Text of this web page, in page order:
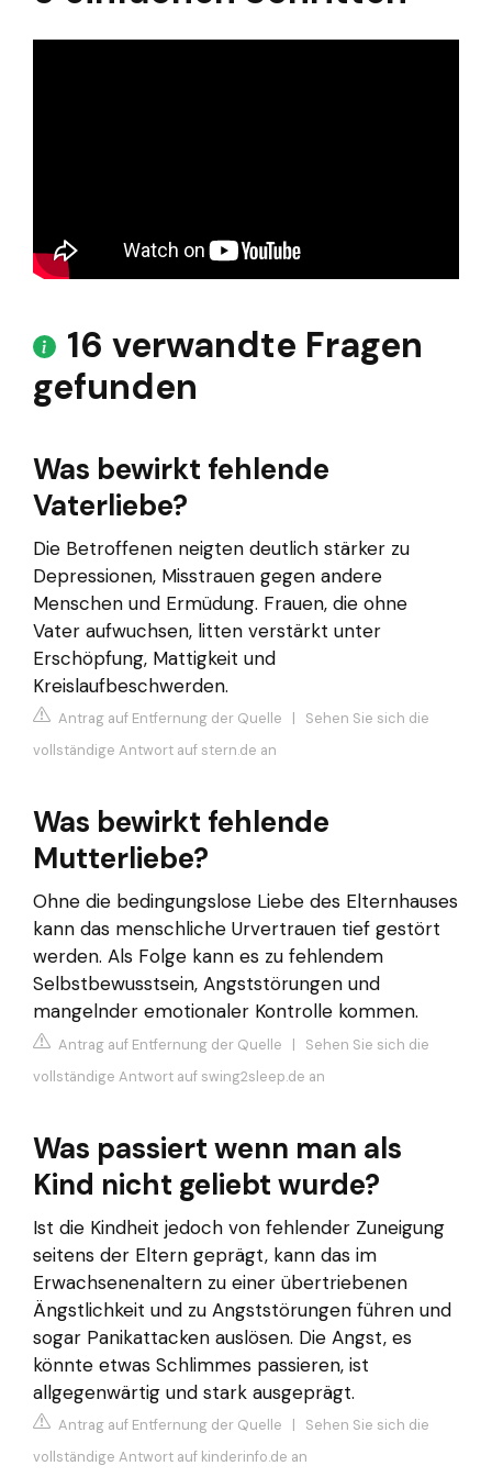
16 verwandte Fragen
gefunden
Was bewirkt fehlende
Vaterliebe?
Die Betroffenen neigten deutlich stärker zu
Depressionen, Misstrauen gegen andere
Menschen und Ermüdung. Frauen, die ohne
Vater aufwuchsen, litten verstärkt unter
Erschöpfung, Mattigkeit und
Kreislaufbeschwerden.
Antrag auf Entfernung der Quelle | Sehen Sie sich die
vollständige Antwort auf stern.de an
Was bewirkt fehlende
Mutterliebe?
Ohne die bedingungslose Liebe des Elternhauses
kann das menschliche Urvertrauen tief gestört
werden. Als Folge kann es zu fehlendem
Selbstbewusstsein, Angststörungen und
mangelnder emotionaler Kontrolle kommen.
Antrag auf Entfernung der Quelle | Sehen Sie sich die
vollständige Antwort auf swing2sleep.de an
Was passiert wenn man als
Kind nicht geliebt wurde?
Ist die Kindheit jedoch von fehlender Zuneigung
seitens der Eltern geprägt, kann das im
Erwachsenenaltern zu einer übertriebenen
Ängstlichkeit und zu Angststörungen führen und
sogar Panikattacken auslösen. Die Angst, es
könnte etwas Schlimmes passieren, ist
allgegenwärtig und stark ausgeprägt.
Antrag auf Entfernung der Quelle | Sehen Sie sich die
vollständige Antwort auf kinderinfo.de an